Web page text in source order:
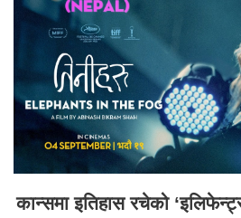
कान्समा इतिहास रचेको